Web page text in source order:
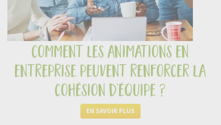
comment les animations en
entreprise peuvent renforcer la
cohésion d’équipe ?
EN SAVOIR PLUS